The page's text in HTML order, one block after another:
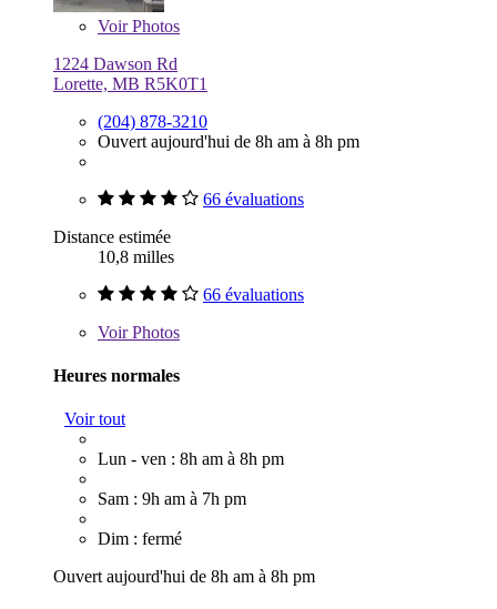
VoirPhotos
1224 Dawson Rd
Lorette, MB R5K0T1
(204) 878-3210
Ouvert aujourd'hui de 8h am à 8h pm
66 évaluations
Distance estimée
10,8 milles
66 évaluations
VoirPhotos
Heures normales
Voir tout
Lun - ven : 8h am à 8h pm
Sam : 9h am à 7h pm
Dim : fermé
Ouvert aujourd'hui de 8h am à 8h pm